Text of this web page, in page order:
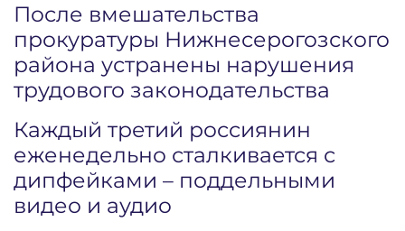
После вмешательства
прокуратуры Нижнесерогозского
района устранены нарушения
трудового законодательства
Каждый третий россиянин
еженедельно сталкивается с
дипфейками – поддельными
видео и аудио